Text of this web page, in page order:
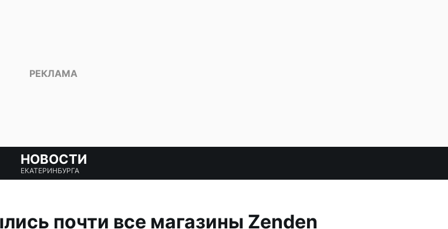
НОВОСТИ
ЕКАТЕРИНБУРГА
почти все магазины Zenden